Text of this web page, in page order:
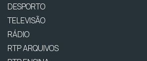
DESPORTO
TELEVISÃO
RÁDIO
RTP ARQUIVOS